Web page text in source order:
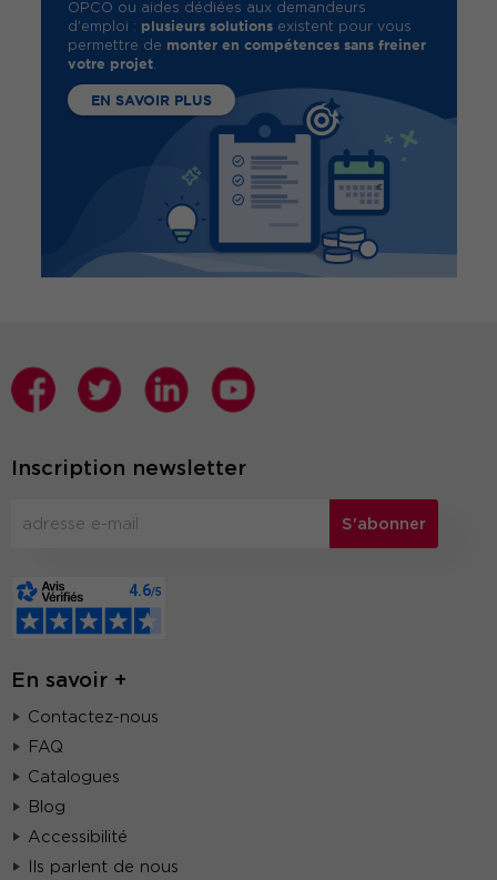
OPCO ou aides dédiées aux demandeurs
d'emploi : plusieurs solutionsexistent pour vous
permettre de monter en compétences sans freiner
votre projet.
EN SAVOIR PLUS
Inscription newsletter
S'abonner
En savoir +
Contactez-nous
FAQ
Catalogues
Blog
Accessibilité
Ils parlent de nous